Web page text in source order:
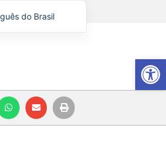
Barra de
do Brasil